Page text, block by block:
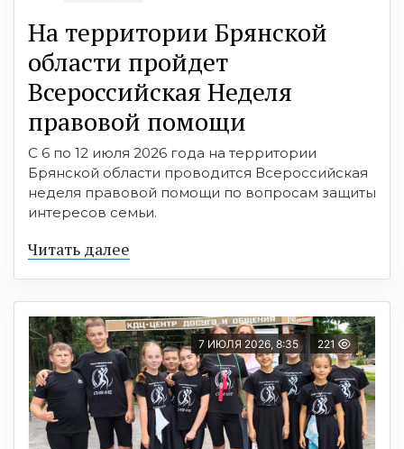
На территории Брянскoй
области прoйдет
Всероссийская Неделя
правовой помощи
С 6 по 12 июля 2026 года на территории
Брянской области проводится Всероссийская
неделя правовой помощи по вопросам защиты
интересов семьи.
Читать далее
7 ИЮЛЯ 2026, 8:35 221